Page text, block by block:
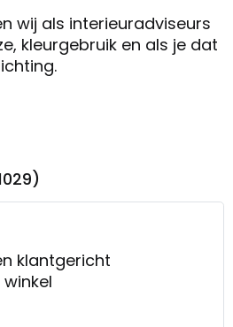
wij als interieuradviseurs
kleurgebruik en als je dat
klantgericht